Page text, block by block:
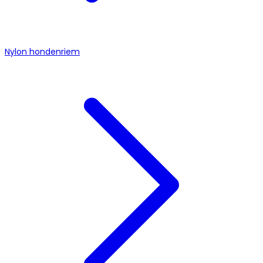
Nylon hondenriem